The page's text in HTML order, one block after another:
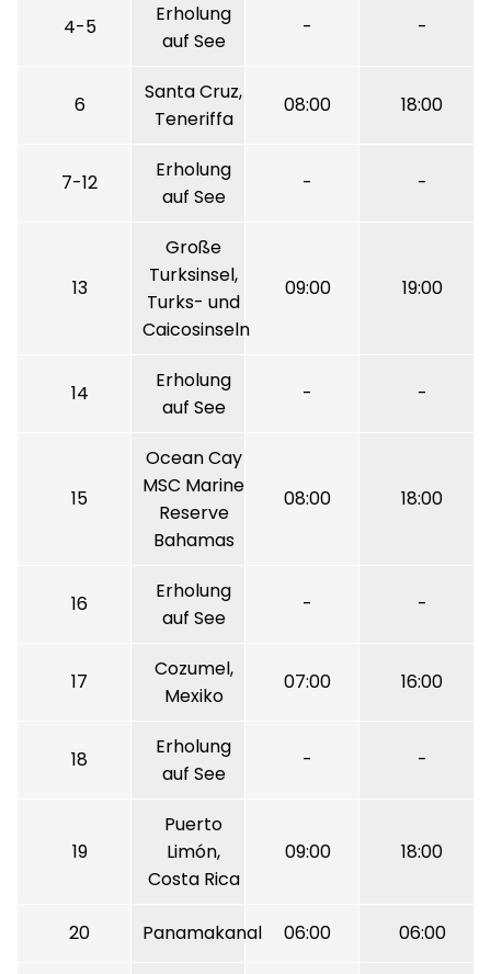
4-5
Erholung
auf See
- -
6
Santa Cruz,
Teneriffa
08:00 18:00
7-12
Erholung
auf See
- -
13
Große
Turksinsel,
Turks- und
Caicosinseln
09:00 19:00
14
Erholung
auf See
- -
15
Ocean Cay
MSC Marine
Reserve
Bahamas
08:00 18:00
16
Erholung
auf See
- -
17
Cozumel,
Mexiko
07:00 16:00
18
Erholung
auf See
- -
19
Puerto
Limón,
Costa Rica
09:00 18:00
20 Panamakanal 06:00 06:00